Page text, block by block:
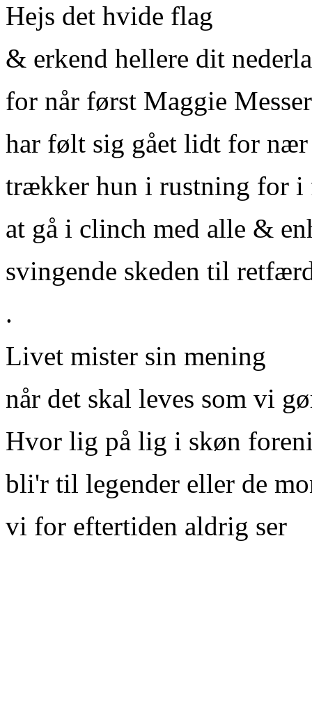
Hejs det hvide flag
& erkend hellere dit
for når først Maggie
har følt sig gået lidt for nær
trækker hun i rustning for i
at gå i clinch med alle &
svingende skeden til
.
Livet mister sin mening
når det skal leves som vi
Hvor lig på lig i skøn
bli'r til legender eller de
vi for eftertiden aldrig ser